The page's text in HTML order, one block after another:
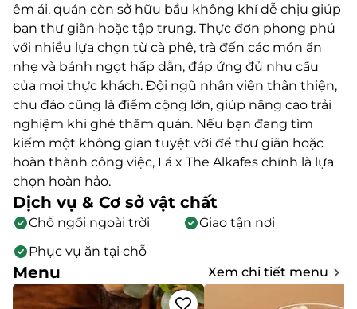
êm ái, quán còn sở hữu bầu không khí dễ chịu giúp
bạn thư giãn hoặc tập trung. Thực đơn phong phú
với nhiều lựa chọn từ cà phê, trà đến các món ăn
nhẹ và bánh ngọt hấp dẫn, đáp ứng đủ nhu cầu
của mọi thực khách. Đội ngũ nhân viên thân thiện,
chu đáo cũng là điểm cộng lớn, giúp nâng cao trải
nghiệm khi ghé thăm quán. Nếu bạn đang tìm
kiếm một không gian tuyệt vời để thư giãn hoặc
hoàn thành công việc, Lá x The Alkafes chính là lựa
chọn hoàn hảo.
Dịch vụ & Cơ sở vật chất
Chỗ ngồi ngoài trời
Giao tận nơi
Phục vụ ăn tại chỗ
Menu Xem chi tiết menu